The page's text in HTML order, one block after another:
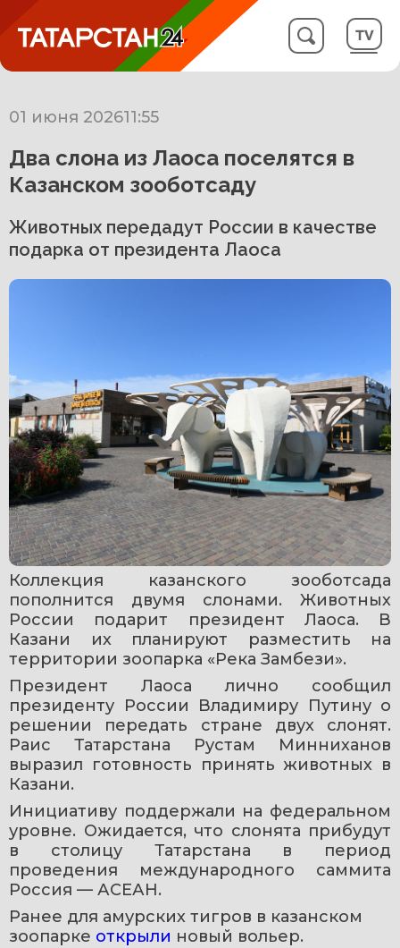
01 июня 202611:55
Два слона из Лаоса поселятся в
Казанском зооботсаду
Животных передадут России в качестве
подарка от президента Лаоса
Коллекция казанского зооботсада
пополнится двумя слонами. Животных
России подарит президент Лаоса. В
Казани их планируют разместить на
территории зоопарка «Река Замбези».
Президент Лаоса лично сообщил
президенту России Владимиру Путину о
решении передать стране двух слонят.
Раис Татарстана Рустам Минниханов
выразил готовность принять животных в
Казани.
Инициативу поддержали на федеральном
уровне. Ожидается, что слонята прибудут
в столицу Татарстана в период
проведения международного саммита
Россия — АСЕАН.
Ранее для амурских тигров в казанском
зоопарке открыли новый вольер.